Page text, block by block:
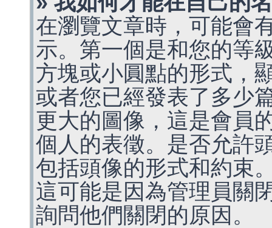
在瀏覽文章時，可能會
示。第一個是和您的等
方塊或小圓點的形式，
或者您已經發表了多少
更大的圖像，這是會員
個人的表徵。是否允許
包括頭像的形式和約束
這可能是因為管理員關
詢問他們關閉的原因。